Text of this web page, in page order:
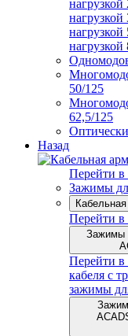
50/125
62,5/125
Назад
Перейти в
Зажимы
Перейти в
Зажимы
Перейти в
кабеля с
зажимы